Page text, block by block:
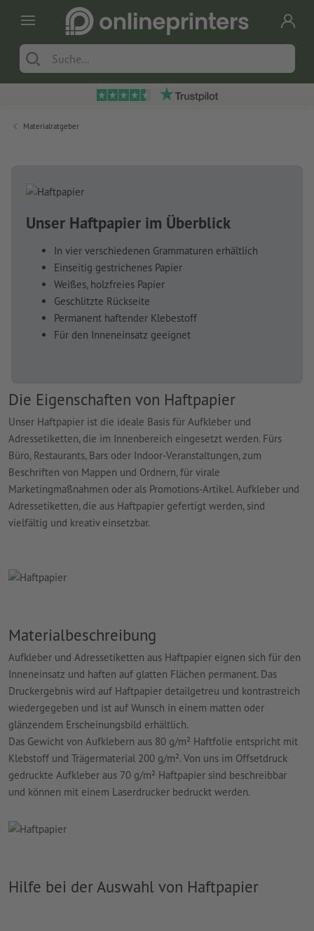
Materialratgeber
Unser Haftpapier im Überblick
In vier verschiedenen Grammaturen erhältlich
Einseitig gestrichenes Papier
Weißes, holzfreies Papier
Geschlitzte Rückseite
Permanent haftender Klebestoff
Für den Inneneinsatz geeignet
Die Eigenschaften von Haftpapier
Unser Haftpapier ist die ideale Basis für Aufkleber und
Adressetiketten, die im Innenbereich eingesetzt werden. Fürs
Büro, Restaurants, Bars oder Indoor-Veranstaltungen, zum
Beschriften von Mappen und Ordnern, für virale
Marketingmaßnahmen oder als Promotions-Artikel. Aufkleber und
Adressetiketten, die aus Haftpapier gefertigt werden, sind
vielfältig und kreativ einsetzbar.
Materialbeschreibung
Aufkleber und Adressetiketten aus Haftpapier eignen sich für den
Inneneinsatz und haften auf glatten Flächen permanent. Das
Druckergebnis wird auf Haftpapier detailgetreu und kontrastreich
wiedergegeben und ist auf Wunsch in einem matten oder
glänzendem Erscheinungsbild erhältlich.
Das Gewicht von Aufklebern aus 80 g/m² Haftfolie entspricht mit
Klebstoff und Trägermaterial 200 g/m². Von uns im Offsetdruck
gedruckte Aufkleber aus 70 g/m² Haftpapier sind beschreibbar
und können mit einem Laserdrucker bedruckt werden.
Hilfe bei der Auswahl von Haftpapier